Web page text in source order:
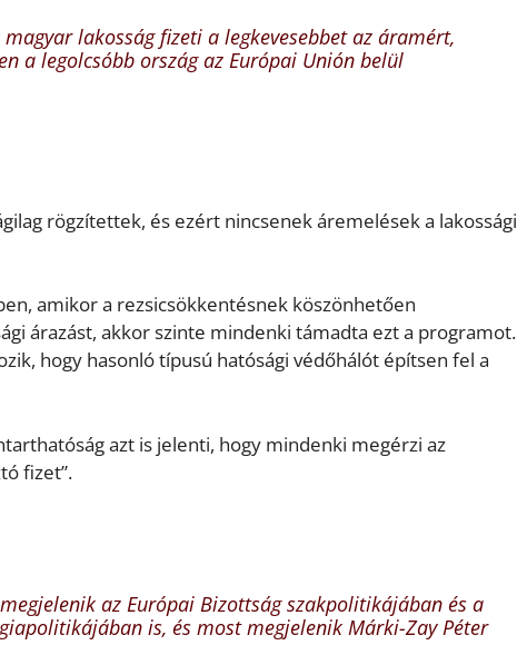
lakosság fizeti a legkevesebbet az áramért,
a legolcsóbb ország az Európai Unión belül
rögzítettek, és ezért nincsenek áremelések a lakossági
amikor a rezsicsökkentésnek köszönhetően
árazást, akkor szinte mindenki támadta ezt a programot.
hogy hasonló típusú hatósági védőhálót építsen fel a
azt is jelenti, hogy mindenki megérzi az
fizet”.
az Európai Bizottság szakpolitikájában és a
is, és most megjelenik Márki-Zay Péter